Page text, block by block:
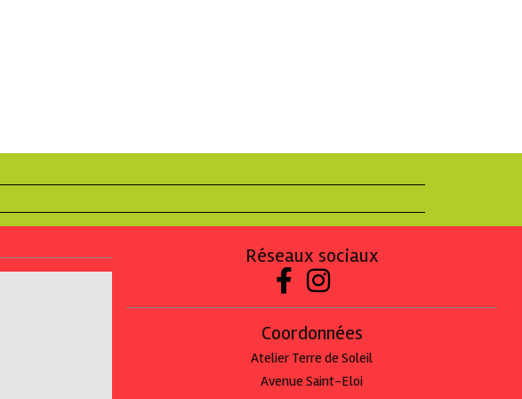
Réseaux sociaux
 
Coordonnées
Atelier Terre de Soleil
Avenue Saint-Eloi